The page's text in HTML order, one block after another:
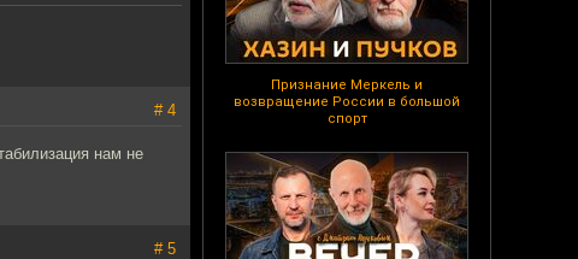
Признание Меркель и
возвращение России в большой
спорт
# 4
нам не
# 5